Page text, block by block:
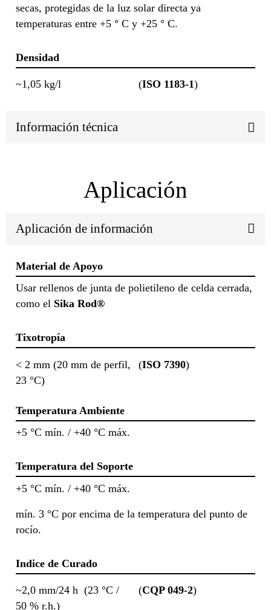
secas, protegidas de la luz solar directa ya
temperaturas entre +5 ° C y +25 ° C.
Densidad
~1,05 kg/l (ISO 1183-1)
Información técnica
Aplicación
Aplicación de información
Material de Apoyo
Usar rellenos de junta de polietileno de celda cerrada,
como el Sika Rod®
Tixotropía
< 2 mm (20 mm de perfil,
23 °C)
(ISO 7390)
Temperatura Ambiente
+5 °C mín. / +40 °C máx.
Temperatura del Soporte
+5 °C mín. / +40 °C máx.
mín. 3 °C por encima de la temperatura del punto de
rocío.
Indice de Curado
~2,0 mm/24 h (23 °C /
50 % r.h.)
(CQP 049-2)